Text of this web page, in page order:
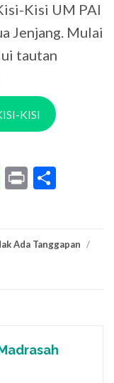
Kisi UM PAI
Jenjang. Mulai
tautan
KISI
LinePrint
Ada Tanggapan /